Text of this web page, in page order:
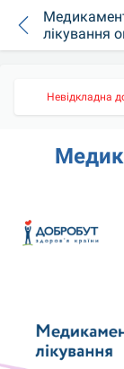
лікування
Невідкладна